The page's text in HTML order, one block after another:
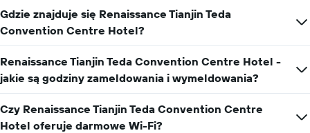
Gdzie znajduje się Renaissance Tianjin Teda
Convention Centre Hotel?
Renaissance Tianjin Teda Convention Centre Hotel -
jakie są godziny zameldowania i wymeldowania?
Czy Renaissance Tianjin Teda Convention Centre
Hotel oferuje darmowe Wi-Fi?